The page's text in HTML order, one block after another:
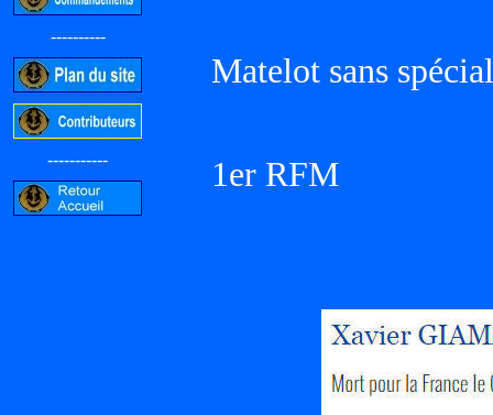
----------
-----------
Matelot sans
1er RFM